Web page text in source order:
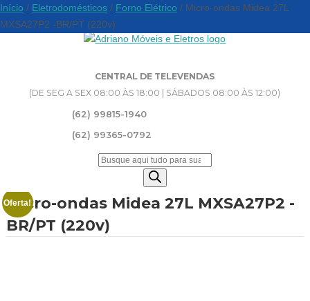
CENTRAL DE TELEVENDAS
(DE SEG A SEX 08:00 ÀS 18:00 | SÁBADOS 08:00 ÀS 12:00)
(62) 99815-1940
(62) 99365-0792
Pesquisar
Início / Eletrodomésticos / Forno Elétrico / Micro-ondas Midea 27L
MXSA27P2 -BR/PT (220v)
Micro-ondas Midea 27L MXSA27P2 -
BR/PT (220v)
Oferta!